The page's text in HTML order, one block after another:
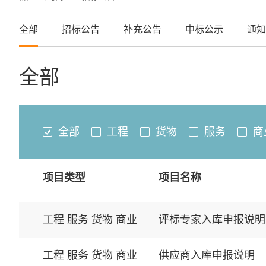
全部 招标公告 补充公告 中标公示 通知
全部
全部 工程 货物 服务
项目类型 项目名称
工程 服务 货物 商业 评标专家入库申报说明
工程 服务 货物 商业 供应商入库申报说明